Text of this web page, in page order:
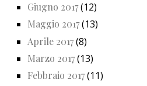
Giugno 2017(12)
Maggio 2017(13)
Aprile 2017(8)
Marzo 2017(13)
Febbraio 2017(11)